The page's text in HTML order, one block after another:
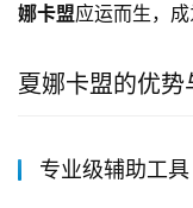
娜卡盟应运而生，成
夏娜卡盟的优势
专业级辅助工具